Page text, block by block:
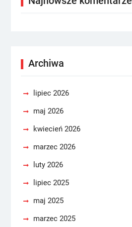
Archiwa
lipiec 2026
maj 2026
kwiecień 2026
marzec 2026
luty 2026
lipiec 2025
maj 2025
marzec 2025